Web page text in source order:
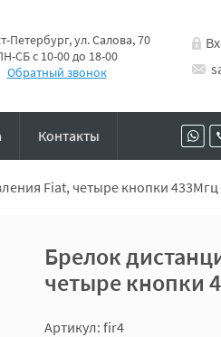
Петербург, ул. Салова, 70
СБ с 10-00 до 18-00
Обратный звонок
Контакты
Fiat, четыре кнопки 433Мгц
Брелок
четыре кнопки
Артикул: fir4